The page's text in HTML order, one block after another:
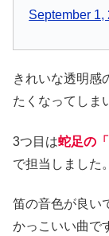
September 1,
きれいな透明感
たくなってしま
3つ目は蛇足の
で担当しました。
笛の音色が良い
かっこいい曲で